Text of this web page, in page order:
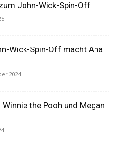
John-Wick-Spin-Off
Wick-Spin-Off macht Ana
2024
the Pooh und Megan